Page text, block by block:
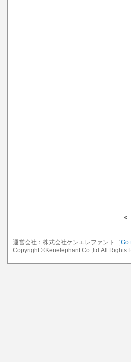
«
運営会社：株式会社ケンエレファント［Go
Copyright ©Kenelephant Co.,ltd.All Rights